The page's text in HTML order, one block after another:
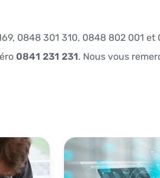
0848 301 310, 0848 802 001
0841 231 231. Nous vous